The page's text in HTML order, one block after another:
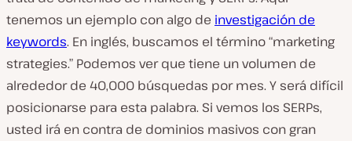
tenemos un ejemplo con algo de investigación de
keywords. En inglés, buscamos el término “marketing
strategies.” Podemos ver que tiene un volumen de
alrededor de 40,000 búsquedas por mes. Y será difícil
posicionarse para esta palabra. Si vemos los SERPs,
usted irá en contra de dominios masivos con gran